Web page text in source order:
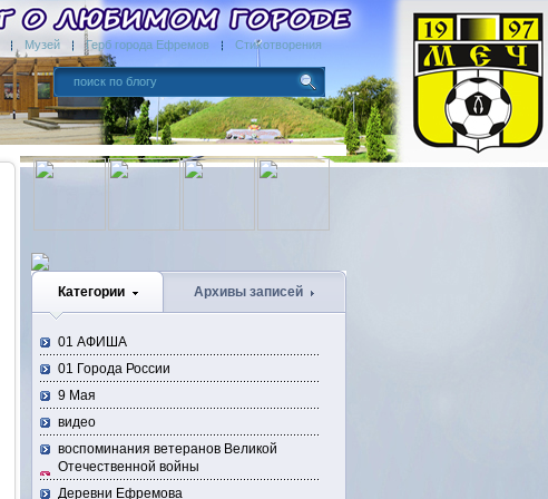
Музей Герб города Ефремов Стихотворения
Категории
Архивы записей
01 АФИША
01 Города России
9 Мая
видео
воспоминания ветеранов Великой
Отечественной войны
Деревни Ефремова